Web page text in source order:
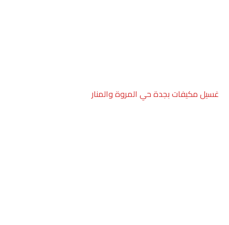
غسيل مكيفات بجدة حي المروة والمنار